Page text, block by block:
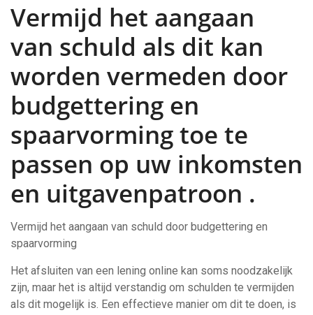
Vermijd het aangaan
van schuld als dit kan
worden vermeden door
budgettering en
spaarvorming toe te
passen op uw inkomsten
en uitgavenpatroon .
Vermijd het aangaan van schuld door budgettering en
spaarvorming
Het afsluiten van een lening online kan soms noodzakelijk
zijn, maar het is altijd verstandig om schulden te vermijden
als dit mogelijk is. Een effectieve manier om dit te doen, is